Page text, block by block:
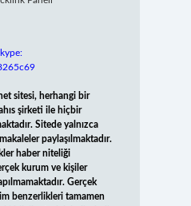
sitesi, herhangi bir
şirketi ile hiçbir
Sitede yalnızca
paylaşılmaktadır.
haber niteliği
kurum ve kişiler
Gerçek
benzerlikleri tamamen